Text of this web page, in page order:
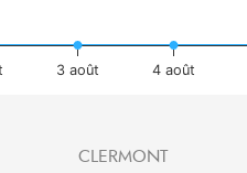
3 août 4 août
CLERMONT